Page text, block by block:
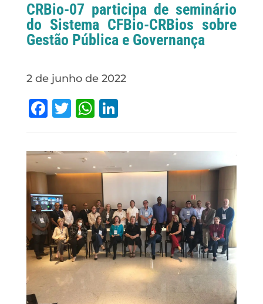
CRBio-07 participa de seminário
do Sistema CFBio-CRBios sobre
Gestão Pública e Governança
2 de junho de 2022
Facebook
Twitter
WhatsApp
LinkedIn